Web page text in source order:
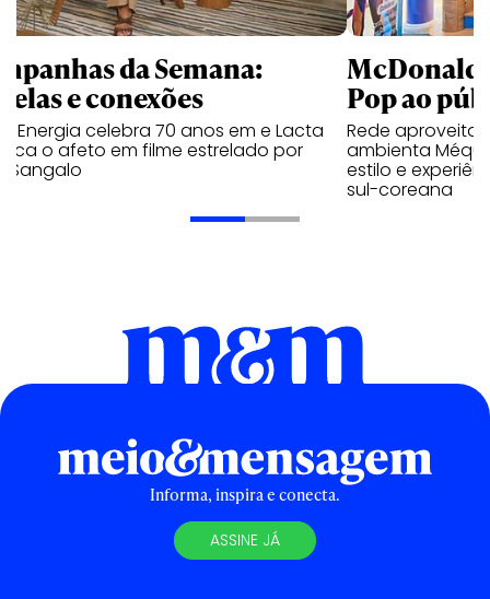
da Semana:
e conexões
Energia celebra 70 anos em e Lacta
o afeto em filme estrelado por
Sangalo
Pop ao
Rede aproveita
ambienta Méqui
estilo e
sul-coreana
Informa, inspira e conecta.
ASSINE JÁ